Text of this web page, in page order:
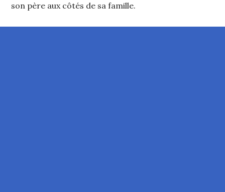
son père aux côtés de sa famille.